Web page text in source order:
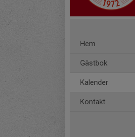
Hem
Gästbok
Kalender
Kontakt